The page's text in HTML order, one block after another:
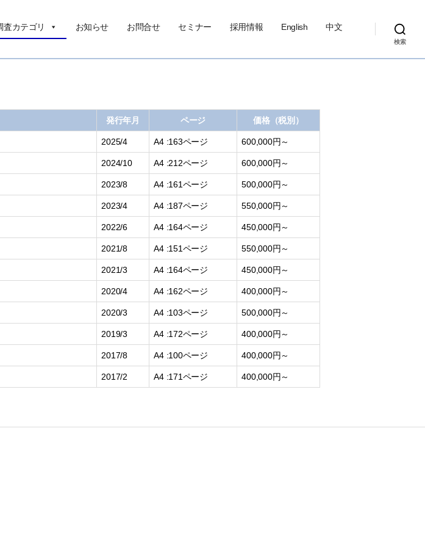
査カテゴリ お知らせ お問合せ セミナー 採用情報 English 中文
検索
発行年月 ページ 価格（税別）
2025/4 A4 :163ページ 600,000円～
2024/10 A4 :212ページ 600,000円～
2023/8 A4 :161ページ 500,000円～
2023/4 A4 :187ページ 550,000円～
2022/6 A4 :164ページ 450,000円～
2021/8 A4 :151ページ 550,000円～
2021/3 A4 :164ページ 450,000円～
2020/4 A4 :162ページ 400,000円～
2020/3 A4 :103ページ 500,000円～
2019/3 A4 :172ページ 400,000円～
2017/8 A4 :100ページ 400,000円～
2017/2 A4 :171ページ 400,000円～